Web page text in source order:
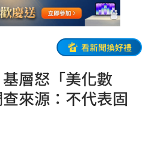
看新聞換好禮
層怒「美化數
來源：不代表固